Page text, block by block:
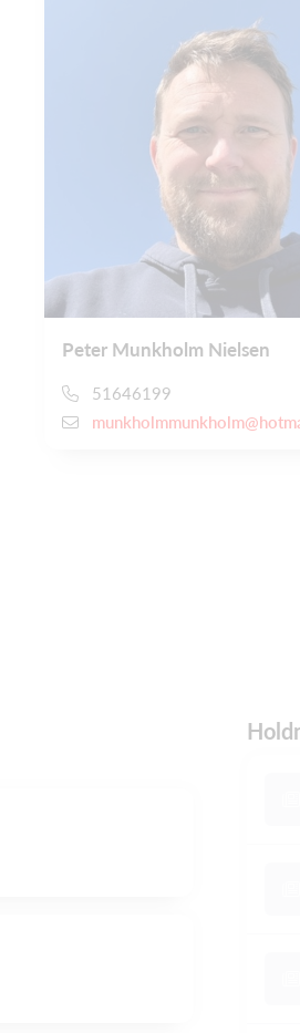
Peter Munkholm Nielsen
51646199